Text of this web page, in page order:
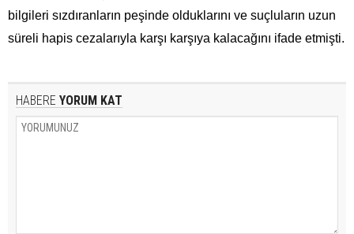
bilgileri sızdıranların peşinde olduklarını ve suçluların uzun
süreli hapis cezalarıyla karşı karşıya kalacağını ifade etmişti.
HABERE YORUM KAT